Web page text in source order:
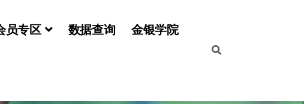
员专区 数据查询 金银学院